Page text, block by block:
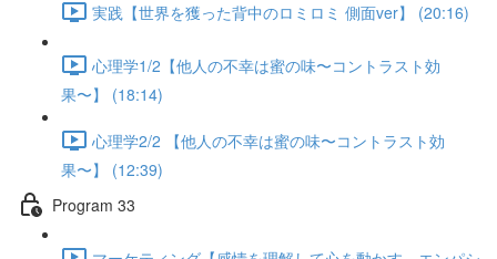
実践【世界を獲った背中のロミロミ 側面ver】 (20:16)
心理学1/2【他人の不幸は蜜の味〜コントラスト効
果〜】 (18:14)
心理学2/2 【他人の不幸は蜜の味〜コントラスト効
果〜】 (12:39)
Program 33